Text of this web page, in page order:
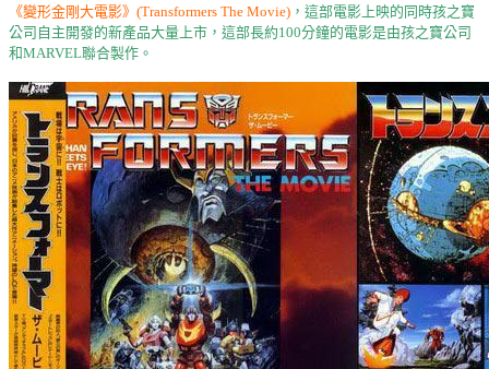
《變形金剛大電影》(Transformers The Movie) ，這部電影上映的同時孩之寶
公司自主開發的新產品大量上市，這部長約100分鐘的電影是由孩之寶公司
和MARVEL聯合製作。